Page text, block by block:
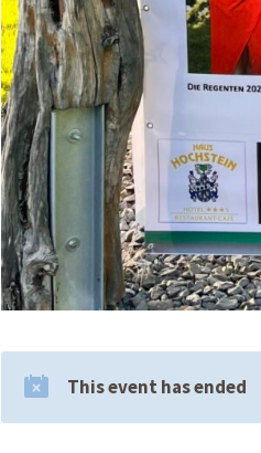
This event has ended